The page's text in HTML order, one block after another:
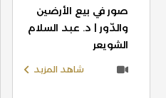
صور في بيع الأرضين
والدّور | د. عبد السلام
الشويعر
شاهد المزيد